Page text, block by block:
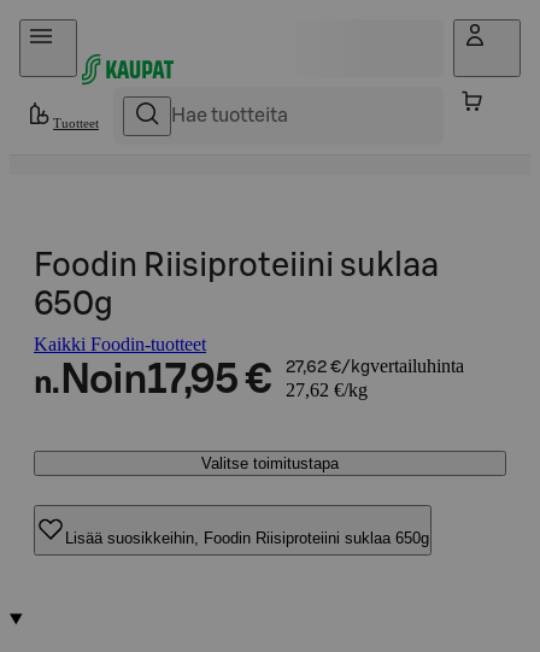
Hyppää sisältöön
Tuotteet
Foodin Riisiproteiini suklaa
650g
Kaikki Foodin-tuotteet
n. Noin17,95 € 27,62 €/kgvertailuhinta
27,62 €/kg
Valitse toimitustapa
Lisää suosikkeihin, Foodin Riisiproteiini suklaa 650g